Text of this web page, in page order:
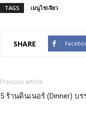
TAGS เมนูไข่เจียว
SHARE
Previous article
5 ร้านดินเนอร์ (Dinner) บ